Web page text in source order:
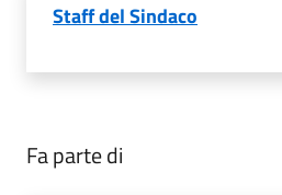
Staff del Sindaco
Fa parte di